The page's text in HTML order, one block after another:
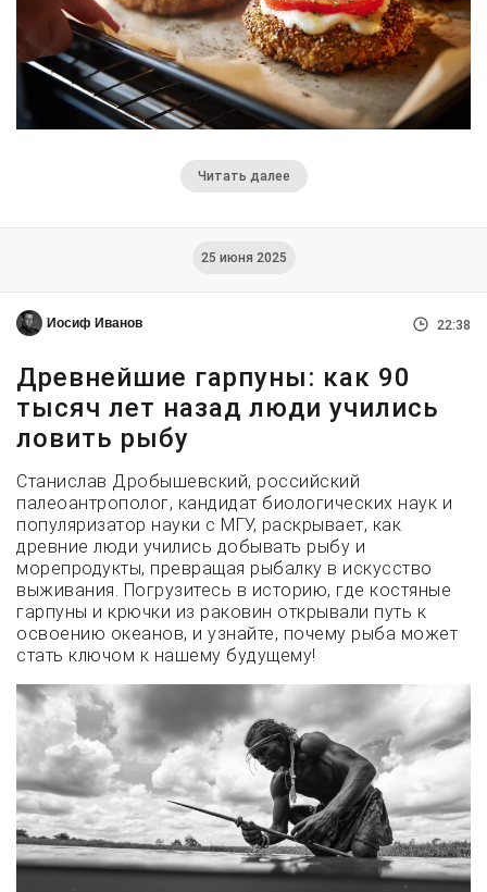
Читать далее
25 июня 2025
Иосиф Иванов 22:38
Древнейшие гарпуны: как 90
тысяч лет назад люди учились
ловить рыбу
Станислав Дробышевский, российский
палеоантрополог, кандидат биологических наук и
популяризатор науки с МГУ, раскрывает, как
древние люди учились добывать рыбу и
морепродукты, превращая рыбалку в искусство
выживания. Погрузитесь в историю, где костяные
гарпуны и крючки из раковин открывали путь к
освоению океанов, и узнайте, почему рыба может
стать ключом к нашему будущему!